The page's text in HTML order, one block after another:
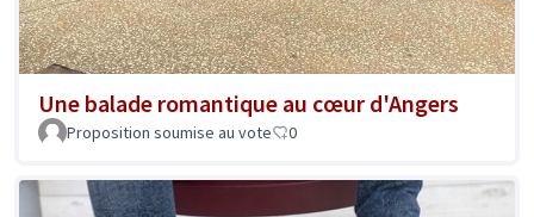
Une balade romantique au cœur d'Angers
Proposition soumise au vote 0